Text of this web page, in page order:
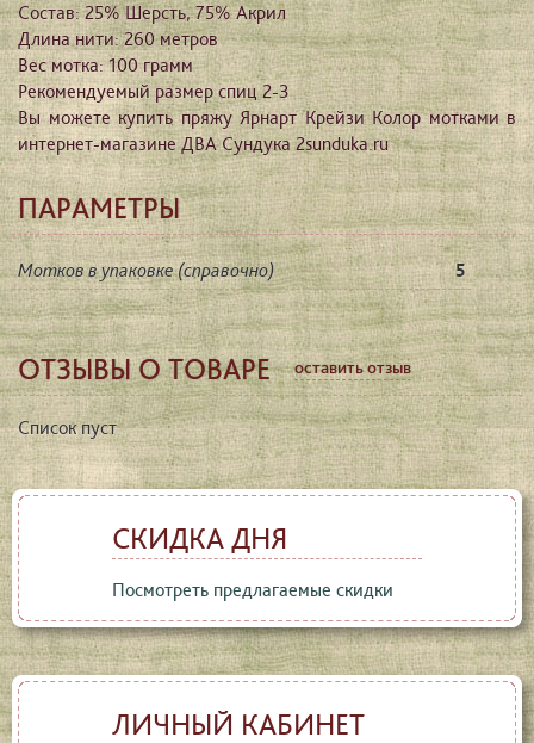
Состав: 25% Шерсть, 75% Акрил
Длина нити: 260 метров
Вес мотка: 100 грамм
Рекомендуемый размер спиц 2-3
Вы можете купить пряжу Ярнарт Крейзи Колор мотками в
интернет-магазине ДВА Сундука 2sunduka.ru
ПАРАМЕТРЫ
Мотков в упаковке (справочно) 5
ОТЗЫВЫ О ТОВАРЕ оставить отзыв
Список пуст
СКИДКА ДНЯ
Посмотреть предлагаемые скидки
ЛИЧНЫЙ КАБИНЕТ